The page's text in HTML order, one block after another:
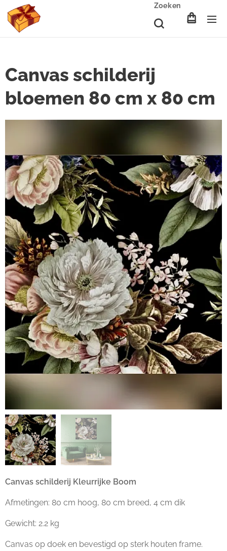
Zoeken
Canvas schilderij
bloemen 80 cm x 80 cm
Canvas schilderij Kleurrijke Boom
Afmetingen: 80 cm hoog, 80 cm breed, 4 cm dik
Gewicht: 2.2 kg
Canvas op doek en bevestigd op sterk houten frame.